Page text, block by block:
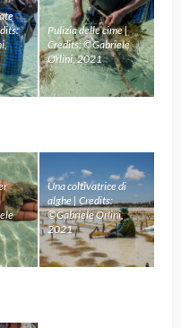
Pulizia delle cime |
Credits: ©Gabriele
Orlini, 2021
Una coltivatrice di
alghe | Credits:
©Gabriele Orlini,
2021